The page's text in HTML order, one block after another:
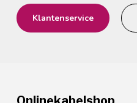
Klantenservice